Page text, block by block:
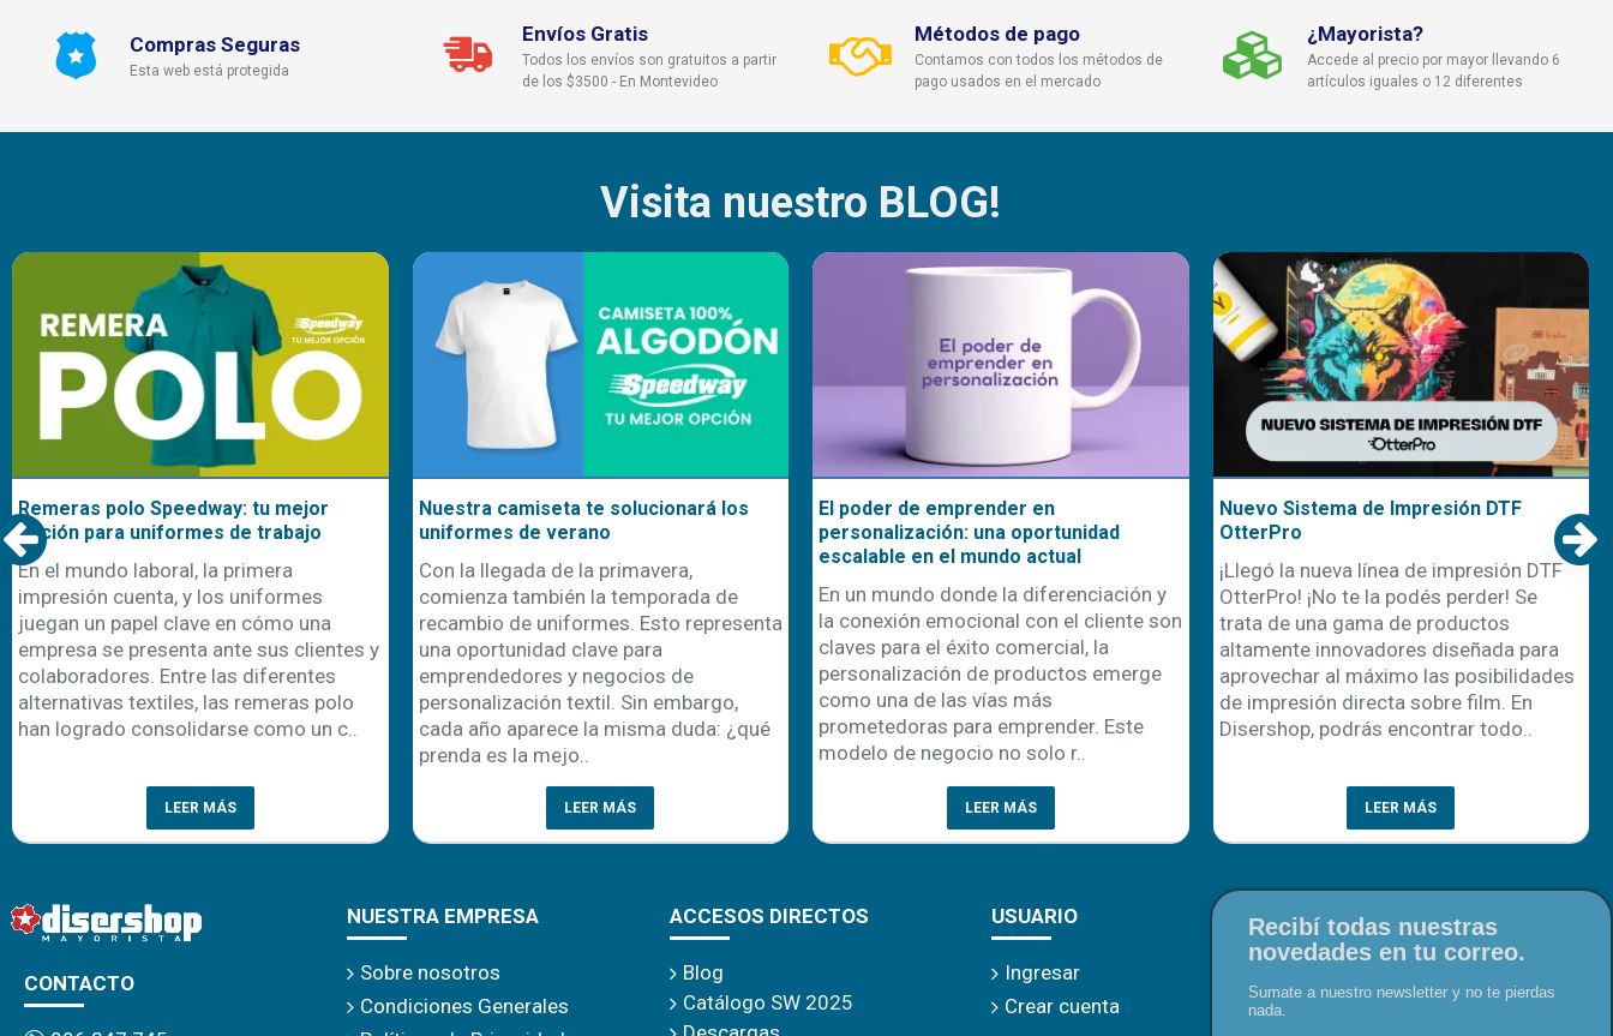
Compras Seguras
Esta web está protegida
Envíos Gratis
Todos los envíos son gratuitos a partir
de los $3500 - En Montevideo
Métodos de pago
Contamos con todos los métodos de
pago usados en el mercado
¿Mayorista?
Accede al precio por mayor llevando 6
artículos iguales o 12 diferentes
Visita nuestro BLOG!
Remeras polo Speedway: tu mejor
opción para uniformes de trabajo
En el mundo laboral, la primera
impresión cuenta, y los uniformes
juegan un papel clave en cómo una
empresa se presenta ante sus clientes y
colaboradores. Entre las diferentes
alternativas textiles, las remeras polo
han logrado consolidarse como un c..
LEER MÁS
Nuestra camiseta te solucionará los
uniformes de verano
Con la llegada de la primavera,
comienza también la temporada de
recambio de uniformes. Esto representa
una oportunidad clave para
emprendedores y negocios de
personalización textil. Sin embargo,
cada año aparece la misma duda: ¿qué
prenda es la mejo..
LEER MÁS
El poder de emprender en
personalización: una oportunidad
escalable en el mundo actual
En un mundo donde la diferenciación y
la conexión emocional con el cliente son
claves para el éxito comercial, la
personalización de productos emerge
como una de las vías más
prometedoras para emprender. Este
modelo de negocio no solo r..
LEER MÁS
Nuevo Sistema de Impresión DTF
OtterPro
¡Llegó la nueva línea de impresión DTF
OtterPro! ¡No te la podés perder! Se
trata de una gama de productos
altamente innovadores diseñada para
aprovechar al máximo las posibilidades
de impresión directa sobre film. En
Disershop, podrás encontrar todo..
LEER MÁS
CONTACTO
NUESTRA EMPRESA
Sobre nosotros
Condiciones Generales
ACCESOS DIRECTOS
Blog
Catálogo SW 2025
USUARIO
Ingresar
Crear cuenta
Recibí todas nuestras
novedades en tu correo.
Sumate a nuestro newsletter y no te pierdas
nada.